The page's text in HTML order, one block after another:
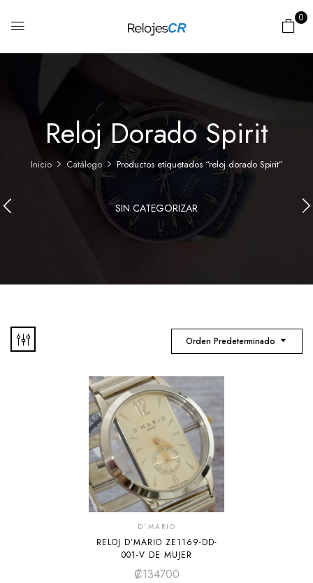
0
Reloj Dorado Spirit
Inicio Catálogo Productos etiquetados “reloj dorado Spirit”
SIN CATEGORIZAR
Orden Predeterminado
D´MARIO
RELOJ D’MARIO ZE1169-DD-
001-V DE MUJER
₡134700